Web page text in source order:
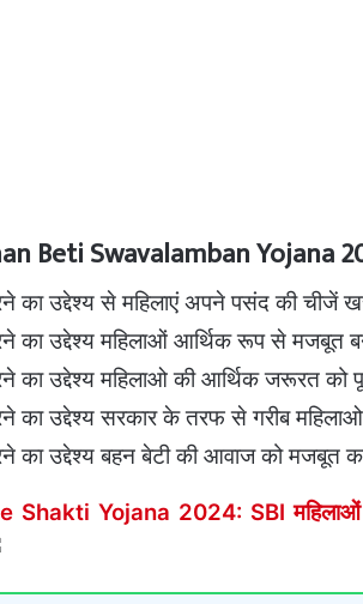
Beti Swavalamban Yojana
का उद्देश्य से महिलाएं अपने पसंद की चीजें
का उद्देश्य महिलाओं आर्थिक रूप से मजबूत
उद्देश्य महिलाओ की आर्थिक जरूरत को
उद्देश्य सरकार के तरफ से गरीब महिलाओ
का उद्देश्य बहन बेटी की आवाज को मजबूत
Shakti Yojana 2024: SBI महिलाओं